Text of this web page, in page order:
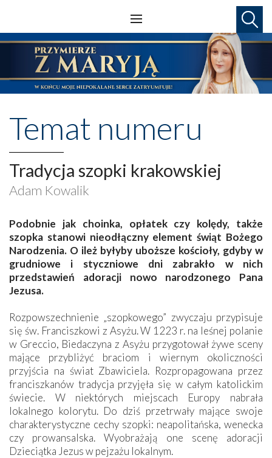
Temat numeru
Tradycja szopki krakowskiej
Adam Kowalik
Podobnie jak choinka, opłatek czy kolędy, także
szopka stanowi nieodłączny element świąt Bożego
Narodzenia. O ileż byłyby uboższe kościoły, gdyby w
grudniowe i styczniowe dni zabrakło w nich
przedstawień adoracji nowo narodzonego Pana
Jezusa.
Rozpowszechnienie „szopkowego” zwyczaju przypisuje
się św. Franciszkowi z Asyżu. W 1223 r. na leśnej polanie
w Greccio, Biedaczyna z Asyżu przygotował żywe sceny
mające przybliżyć braciom i wiernym okoliczności
przyjścia na świat Zbawiciela. Rozpropagowana przez
franciszkanów tradycja przyjęła się w całym katolickim
świecie. W niektórych miejscach Europy nabrała
lokalnego kolorytu. Do dziś przetrwały mające swoje
charakterystyczne cechy szopki: neapolitańska, wenecka
czy prowansalska. Wyobrażają one scenę adoracji
Dzieciątka Jezus w pejzażu lokalnym.